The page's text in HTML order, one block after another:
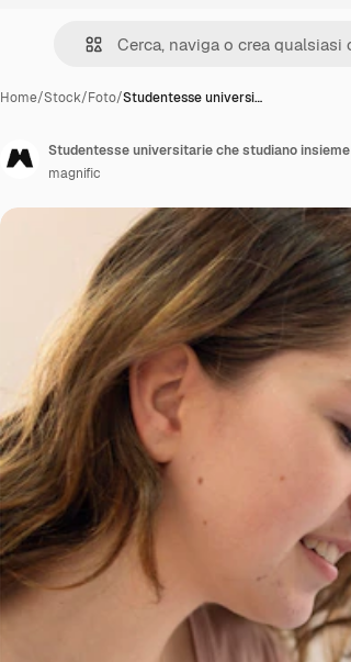
Home/Stock/Foto/Studentesse universi…
Studentesse universitarie che studiano insieme
magnific